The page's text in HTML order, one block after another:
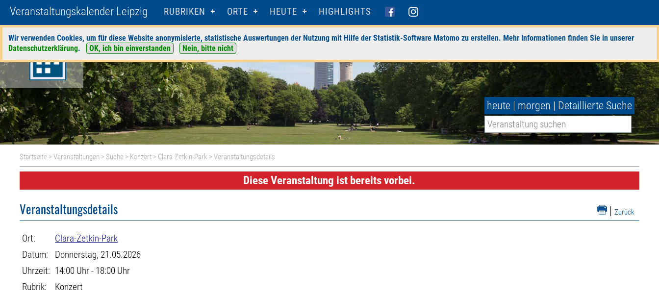
Veranstaltungskalender Leipzig RUBRIKEN ORTE HEUTE HIGHLIGHTS
Wir verwenden Cookies, um für diese Website anonymisierte, statistische Auswertungen der Nutzung mit Hilfe der Statistik-Software Matomo zu erstellen. Mehr Informationen finden Sie in unserer
Datenschutzerklärung. OK, ich bin einverstanden Nein, bitte nicht
heute | morgen | Detaillierte Suche
Startseite >Veranstaltungen > Suche > Konzert > Clara-Zetkin-Park > Veranstaltungsdetails
Diese Veranstaltung ist bereits vorbei.
| Zurück
Veranstaltungsdetails
Ort:
Clara-Zetkin-Park
Datum:
Donnerstag, 21.05.2026
Uhrzeit: 14:00 Uhr - 18:00 Uhr
Rubrik:
Konzert